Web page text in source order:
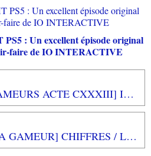
: Un excellent épisode original
faire de IO INTERACTIVE
[LA PAROLE AUX GAMEURS ACTE CXXXIII] Interview de Patrick HELLIO
[REVUE LIVRES PAPA GAMEUR] CHIFFRES / LETTRES de Leo LIONNI aux éditions L'ECOLE DES LOISIRS